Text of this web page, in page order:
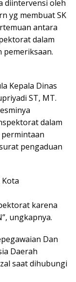
diintervensi oleh
yg membuat SK
antara
dalam
Kepala Dinas
ST, MT.
dalam
permintaan
pengaduan
Kota
karena
ungkapnya.
Dan
Daerah
saat dihubungi